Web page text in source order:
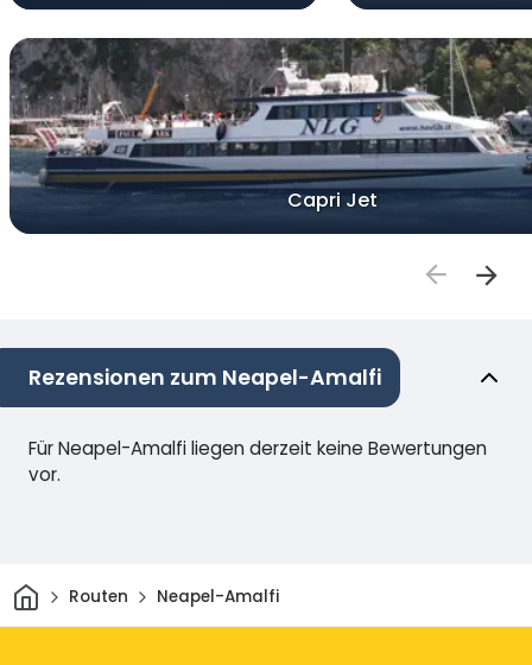
Capri Jet
Rezensionen zum Neapel-Amalfi
Für Neapel-Amalfi liegen derzeit keine Bewertungen
vor.
HeimRouten Neapel-Amalfi